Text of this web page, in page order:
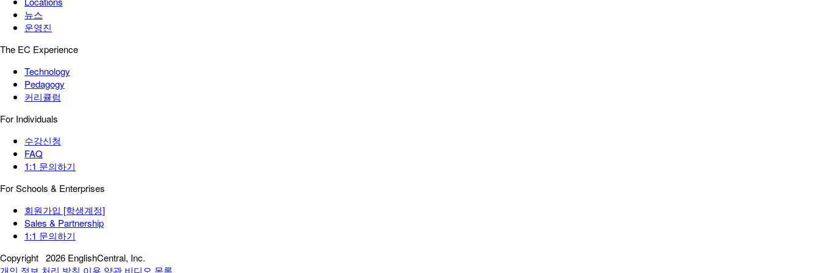
뉴스
운영진
The EC Experience
Technology
Pedagogy
커리큘럼
For Individuals
수강신청
FAQ
1:1 문의하기
For Schools & Enterprises
회원가입 [학생계정]
Sales & Partnership
1:1 문의하기
Copyright 2026 EnglishCentral, Inc.